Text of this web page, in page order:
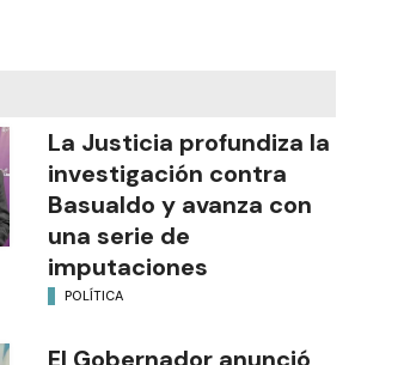
La Justicia profundiza la
investigación contra
Basualdo y avanza con
una serie de
imputaciones
POLÍTICA